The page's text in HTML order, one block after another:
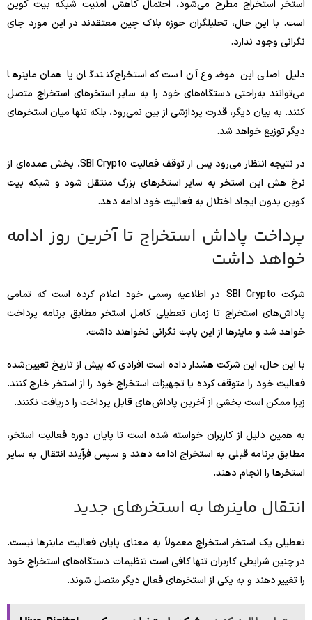
استخر استخراج مطرح می‌شود، احتمال کاهش امنیت شبکه بیت کوین
است. با این حال، تحلیلگران حوزه بلاک چین معتقدند در این مورد جای
نگرانی وجود ندارد.
دلیل اصلی این موضوع آن است که استخراج‌کنندگان یا همان ماینرها
می‌توانند به‌راحتی دستگاه‌های خود را به سایر استخرهای استخراج متصل
کنند. به بیان دیگر، قدرت پردازشی از بین نمی‌رود، بلکه تنها میان استخرهای
دیگر توزیع خواهد شد.
در نتیجه انتظار می‌رود پس از توقف فعالیت SBI Crypto، بخش عمده‌ای از
نرخ هش این استخر به سایر استخرهای بزرگ منتقل شود و شبکه بیت
کوین بدون ایجاد اختلال به فعالیت خود ادامه دهد.
پرداخت پاداش استخراج تا آخرین روز ادامه
خواهد داشت
شرکت SBI Crypto در اطلاعیه رسمی خود اعلام کرده است که تمامی
پاداش‌های استخراج تا زمان تعطیلی کامل استخر مطابق برنامه پرداخت
خواهد شد و ماینرها از این بابت نگرانی نخواهند داشت.
با این حال، این شرکت هشدار داده است افرادی که پیش از تاریخ تعیین‌شده
فعالیت خود را متوقف کرده یا تجهیزات استخراج خود را از استخر خارج کنند.
زیرا ممکن است بخشی از آخرین پاداش‌های قابل پرداخت را دریافت نکنند.
به همین دلیل از کاربران خواسته شده است تا پایان دوره فعالیت استخر،
مطابق برنامه قبلی به استخراج ادامه دهند و سپس فرآیند انتقال به سایر
استخرها را انجام دهند.
انتقال ماینرها به استخرهای جدید
تعطیلی یک استخر استخراج معمولاً به معنای پایان فعالیت ماینرها نیست.
در چنین شرایطی کاربران تنها کافی است تنظیمات دستگاه‌های استخراج خود
را تغییر دهند و به یکی از استخرهای فعال دیگر متصل شوند.